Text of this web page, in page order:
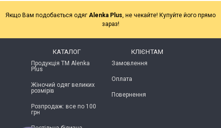
Якщо Вам подобається одяг Alenka Plus , не чекайте! Купуйте його прямо
зараз!
КАТАЛОГ
Продукція ТМ Alenka
Plus
Жіночий одяг великих
розмірів
Розпродаж: все по 100
грн
КЛІЄНТАМ
Замовлення
Оплата
Повернення